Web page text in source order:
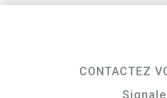
CONTACTEZ